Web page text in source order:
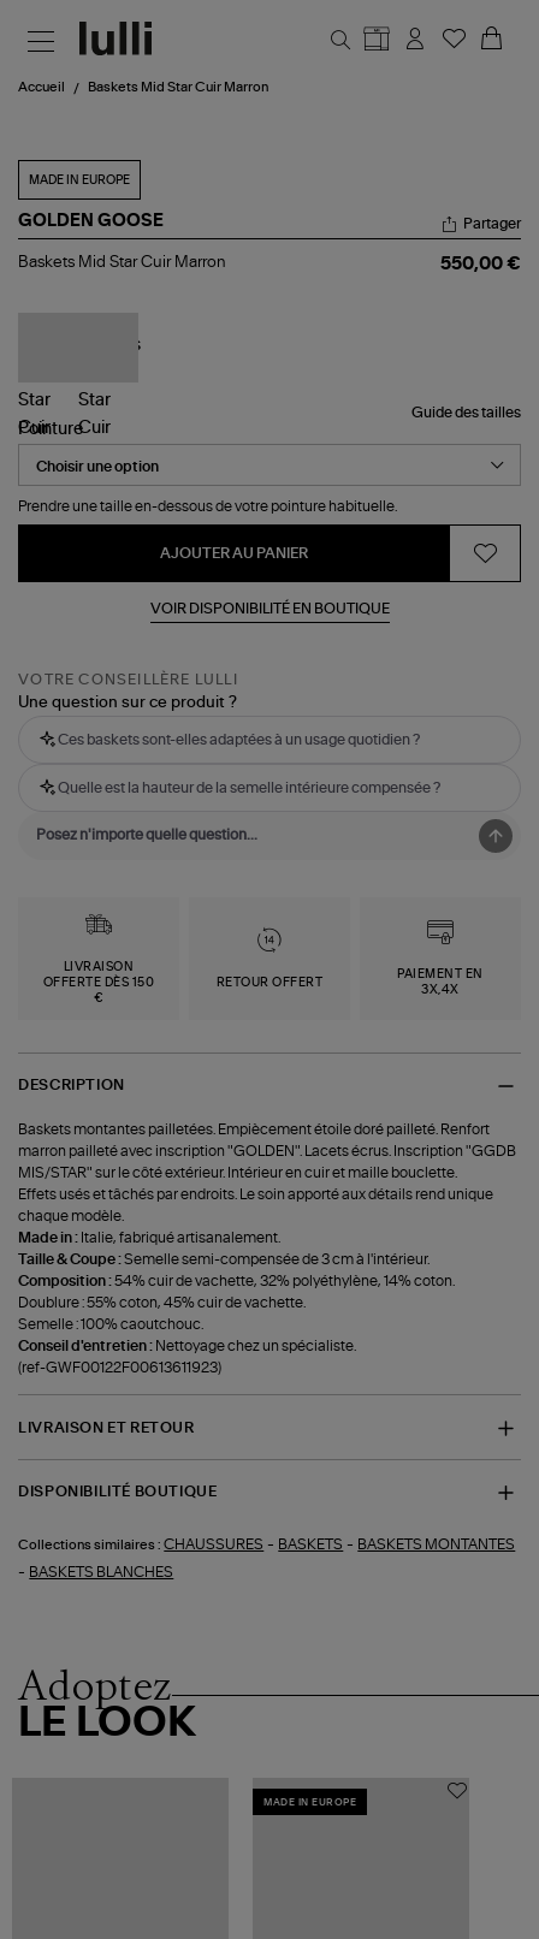
Accueil Baskets Mid Star Cuir Marron
MADE IN EUROPE
GOLDEN GOOSE
Baskets
Partager
Baskets Mid Star Cuir Marron 550,00 €
Guide des tailles
Pointure
Prendre une taille en-dessous de votre pointure habituelle.
AJOUTER AU PANIER
VOIR DISPONIBILITÉ EN BOUTIQUE
VOTRE CONSEILLÈRE LULLI
Une question sur ce produit ?
Ces baskets sont-elles adaptées à un usage quotidien ?
Quelle est la hauteur de la semelle intérieure compensée ?
LIVRAISON
OFFERTE DÈS 150
€
RETOUR OFFERT
PAIEMENT EN
3X,4X
DESCRIPTION
Baskets montantes pailletées. Empiècement étoile doré pailleté. Renfort
marron pailleté avec inscription "GOLDEN". Lacets écrus. Inscription "GGDB
MIS/STAR" sur le côté extérieur. Intérieur en cuir et maille bouclette.
Effets usés et tâchés par endroits. Le soin apporté aux détails rend unique
chaque modèle.
Made in : Italie, fabriqué artisanalement.
Taille & Coupe :Semelle semi-compensée de 3 cm à l'intérieur.
Composition :54% cuir de vachette, 32% polyéthylène, 14% coton.
Doublure : 55% coton, 45% cuir de vachette.
Semelle : 100% caoutchouc.
Conseil d'entretien : Nettoyage chez un spécialiste.
(ref-GWF00122F00613611923)
LIVRAISON ET RETOUR
DISPONIBILITÉ BOUTIQUE
Collections similaires : CHAUSSURES - BASKETS - BASKETS MONTANTES
- BASKETS BLANCHES
Adoptez
LE LOOK
MADE IN EUROPE